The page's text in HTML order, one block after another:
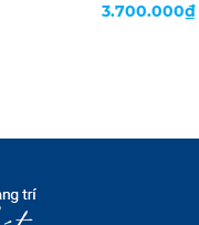
3.700.000₫